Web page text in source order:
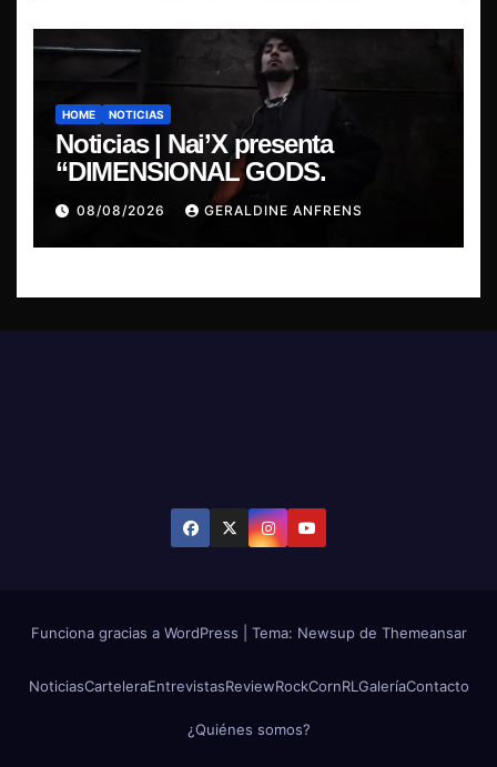
HOME NOTICIAS
Noticias | Nai’X presenta
“DIMENSIONAL GODS.
08/08/2026 GERALDINE ANFRENS
Funciona gracias a WordPress Tema: Newsup de Themeansar
NoticiasCarteleraEntrevistasReviewRockCornRLGaleríaContacto
¿Quiénes somos?